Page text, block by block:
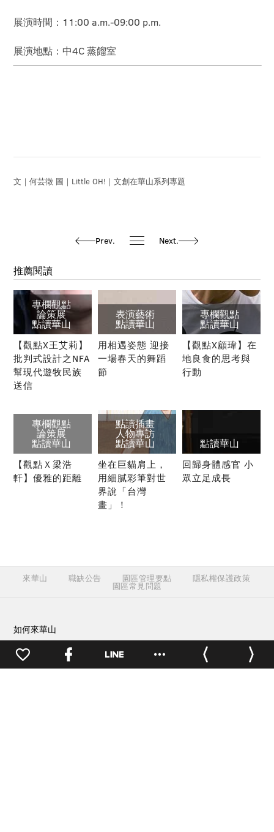
展演時間：11:00 a.m.-09:00 p.m.
展演地點：中4C 蒸餾室
文｜何芸徵 圖｜Little OH!｜文創在華山系列專題
Prev. Next.
推薦閱讀
專欄觀點
論策展
點讀華山
【觀點X王艾莉】
批判式設計之NFA
幫現代遊牧民族
送信
表演藝術
點讀華山
用相遇姿態 迎接
一場春天的舞蹈
節
專欄觀點
點讀華山
【觀點X顧瑋】在
地良食的思考與
行動
專欄觀點
論策展
點讀華山
【觀點Ｘ梁浩
軒】優雅的距離
點讀插畫
人物專訪
點讀華山
坐在巨貓肩上，
用細膩彩筆對世
界說「台灣
畫」！
點讀華山
回歸身體感官 小
眾立足成長
來華山 職缺公告 園區管理要點 隱私權保護政策
園區常見問題
如何來華山
園區地址：
100 台北市中正區
八德路一段1號
開放時間：戶外空間24小時開